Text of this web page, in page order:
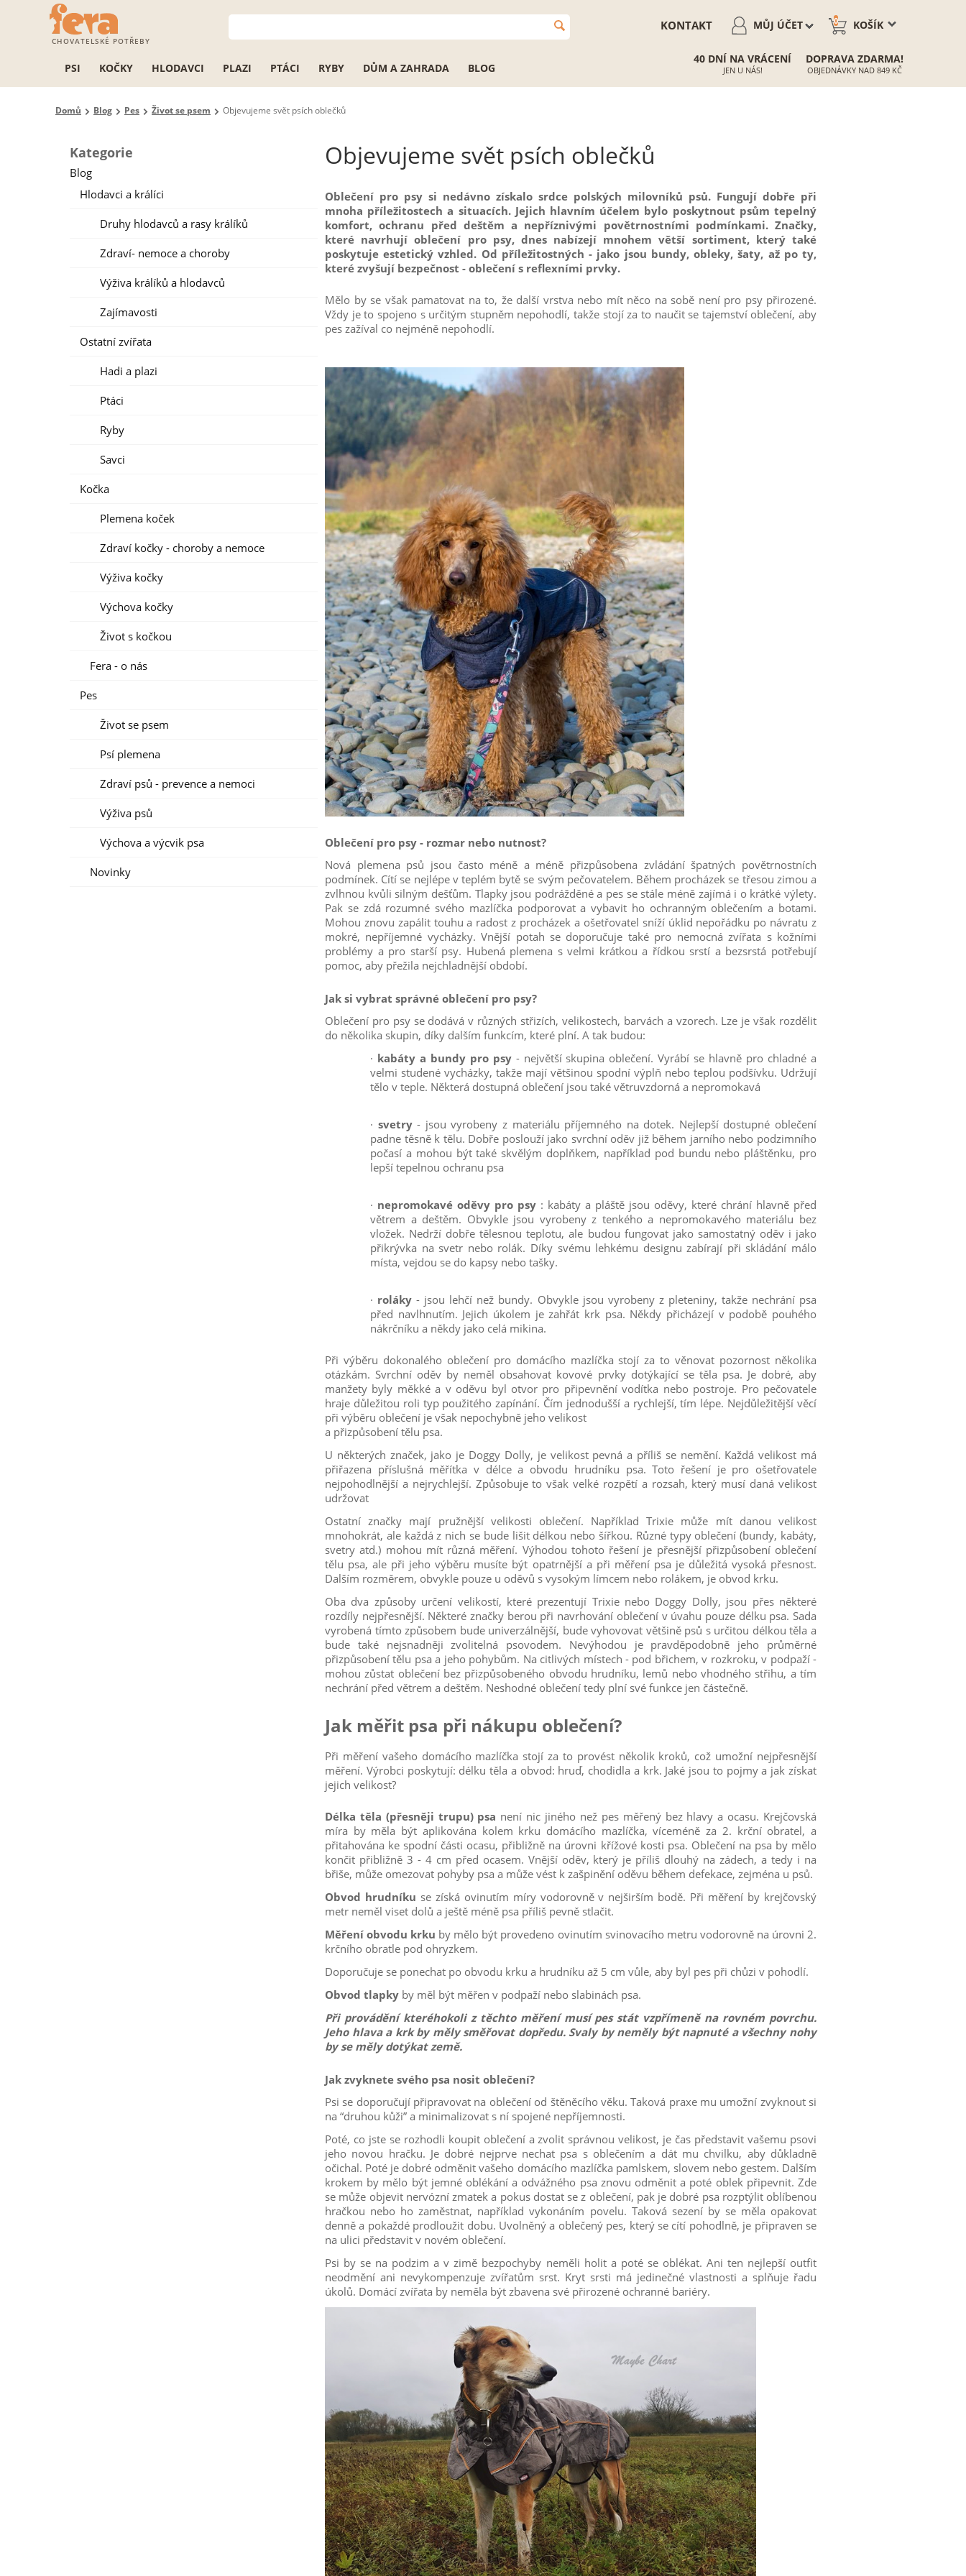
CHOVATELSKÉ POTŘEBY
KOŠÍK
0
MŮJ ÚČET
KONTAKT
PSI KOČKY HLODAVCI PLAZI PTÁCI RYBY DŮM A ZAHRADA BLOG
40 DNÍ NA VRÁCENÍ
JEN U NÁS!
DOPRAVA ZDARMA!
OBJEDNÁVKY NAD 849 KČ
Domů Blog Pes Život se psem Objevujeme svět psích oblečků
Kategorie
Blog
Hlodavci a králíci
Druhy hlodavců a rasy králíků
Zdraví- nemoce a choroby
Výživa králíků a hlodavců
Zajímavosti
Ostatní zvířata
Hadi a plazi
Ptáci
Ryby
Savci
Kočka
Plemena koček
Zdraví kočky - choroby a nemoce
Výživa kočky
Výchova kočky
Život s kočkou
Fera - o nás
Pes
Život se psem
Psí plemena
Zdraví psů - prevence a nemoci
Výživa psů
Výchova a výcvik psa
Novinky
Objevujeme svět psích oblečků
Oblečení pro psy si nedávno získalo srdce polských milovníků psů. Fungují dobře při
mnoha příležitostech a situacích. Jejich hlavním účelem bylo poskytnout psům tepelný
komfort, ochranu před deštěm a nepříznivými povětrnostními podmínkami. Značky,
které navrhují oblečení pro psy, dnes nabízejí mnohem větší sortiment, který také
poskytuje estetický vzhled. Od příležitostných - jako jsou bundy, obleky, šaty, až po ty,
které zvyšují bezpečnost - oblečení s reflexními prvky.
Mělo by se však pamatovat na to, že další vrstva nebo mít něco na sobě není pro psy přirozené.
Vždy je to spojeno s určitým stupněm nepohodlí, takže stojí za to naučit se tajemství oblečení, aby
pes zažíval co nejméně nepohodlí.
Oblečení pro psy - rozmar nebo nutnost?
Nová plemena psů jsou často méně a méně přizpůsobena zvládání špatných povětrnostních
podmínek. Cítí se nejlépe v teplém bytě se svým pečovatelem. Během procházek se třesou zimou a
zvlhnou kvůli silným dešťům. Tlapky jsou podrážděné a pes se stále méně zajímá i o krátké výlety.
Pak se zdá rozumné svého mazlíčka podporovat a vybavit ho ochranným oblečením a botami.
Mohou znovu zapálit touhu a radost z procházek a ošetřovatel sníží úklid nepořádku po návratu z
mokré, nepříjemné vycházky. Vnější potah se doporučuje také pro nemocná zvířata s kožními
problémy a pro starší psy. Hubená plemena s velmi krátkou a řídkou srstí a bezsrstá potřebují
pomoc, aby přežila nejchladnější období.
Jak si vybrat správné oblečení pro psy?
Oblečení pro psy se dodává v různých střizích, velikostech, barvách a vzorech. Lze je však rozdělit
do několika skupin, díky dalším funkcím, které plní. A tak budou:
· kabáty a bundy pro psy- největší skupina oblečení. Vyrábí se hlavně pro chladné a
velmi studené vycházky, takže mají většinou spodní výplň nebo teplou podšívku. Udržují
tělo v teple. Některá dostupná oblečení jsou také větruvzdorná a nepromokavá
· svetry- jsou vyrobeny z materiálu příjemného na dotek. Nejlepší dostupné oblečení
padne těsně k tělu. Dobře poslouží jako svrchní oděv již během jarního nebo podzimního
počasí a mohou být také skvělým doplňkem, například pod bundu nebo pláštěnku, pro
lepší tepelnou ochranu psa
· nepromokavé oděvy pro psy : kabáty a pláště jsou oděvy, které chrání hlavně před
větrem a deštěm. Obvykle jsou vyrobeny z tenkého a nepromokavého materiálu bez
vložek. Nedrží dobře tělesnou teplotu, ale budou fungovat jako samostatný oděv i jako
přikrývka na svetr nebo rolák. Díky svému lehkému designu zabírají při skládání málo
místa, vejdou se do kapsy nebo tašky.
· roláky - jsou lehčí než bundy. Obvykle jsou vyrobeny z pleteniny, takže nechrání psa
před navlhnutím. Jejich úkolem je zahřát krk psa. Někdy přicházejí v podobě pouhého
nákrčníku a někdy jako celá mikina.
Při výběru dokonalého oblečení pro domácího mazlíčka stojí za to věnovat pozornost několika
otázkám. Svrchní oděv by neměl obsahovat kovové prvky dotýkající se těla psa. Je dobré, aby
manžety byly měkké a v oděvu byl otvor pro připevnění vodítka nebo postroje. Pro pečovatele
hraje důležitou roli typ použitého zapínání. Čím jednodušší a rychlejší, tím lépe. Nejdůležitější věcí
při výběru oblečení je však nepochybně jeho velikost
a přizpůsobení tělu psa.
U některých značek, jako je Doggy Dolly, je velikost pevná a příliš se nemění. Každá velikost má
přiřazena příslušná měřítka v délce a obvodu hrudníku psa. Toto řešení je pro ošetřovatele
nejpohodlnější a nejrychlejší. Způsobuje to však velké rozpětí a rozsah, který musí daná velikost
udržovat
Ostatní značky mají pružnější velikosti oblečení. Například Trixie může mít danou velikost
mnohokrát, ale každá z nich se bude lišit délkou nebo šířkou. Různé typy oblečení (bundy, kabáty,
svetry atd.) mohou mít různá měření. Výhodou tohoto řešení je přesnější přizpůsobení oblečení
tělu psa, ale při jeho výběru musíte být opatrnější a při měření psa je důležitá vysoká přesnost.
Dalším rozměrem, obvykle pouze u oděvů s vysokým límcem nebo rolákem, je obvod krku.
Oba dva způsoby určení velikostí, které prezentují Trixie nebo Doggy Dolly, jsou přes některé
rozdíly nejpřesnější. Některé značky berou při navrhování oblečení v úvahu pouze délku psa. Sada
vyrobená tímto způsobem bude univerzálnější, bude vyhovovat většině psů s určitou délkou těla a
bude také nejsnadněji zvolitelná psovodem. Nevýhodou je pravděpodobně jeho průměrné
přizpůsobení tělu psa a jeho pohybům. Na citlivých místech - pod břichem, v rozkroku, v podpaží -
mohou zůstat oblečení bez přizpůsobeného obvodu hrudníku, lemů nebo vhodného střihu, a tím
nechrání před větrem a deštěm. Neshodné oblečení tedy plní své funkce jen částečně.
Jak měřit psa při nákupu oblečení?
Při měření vašeho domácího mazlíčka stojí za to provést několik kroků, což umožní nejpřesnější
měření. Výrobci poskytují: délku těla a obvod: hruď, chodidla a krk. Jaké jsou to pojmy a jak získat
jejich velikost?
Délka těla (přesněji trupu) psa není nic jiného než pes měřený bez hlavy a ocasu. Krejčovská
míra by měla být aplikována kolem krku domácího mazlíčka, víceméně za 2. krční obratel, a
přitahována ke spodní části ocasu, přibližně na úrovni křížové kosti psa. Oblečení na psa by mělo
končit přibližně 3 - 4 cm před ocasem. Vnější oděv, který je příliš dlouhý na zádech, a tedy i na
břiše, může omezovat pohyby psa a může vést k zašpinění oděvu během defekace, zejména u psů.
Obvod hrudníku se získá ovinutím míry vodorovně v nejširším bodě. Při měření by krejčovský
metr neměl viset dolů a ještě méně psa příliš pevně stlačit.
Měření obvodu krku by mělo být provedeno ovinutím svinovacího metru vodorovně na úrovni 2.
krčního obratle pod ohryzkem.
Doporučuje se ponechat po obvodu krku a hrudníku až 5 cm vůle, aby byl pes při chůzi v pohodlí.
Obvod tlapky by měl být měřen v podpaží nebo slabinách psa.
Při provádění kteréhokoli z těchto měření musí pes stát vzpřímeně na rovném povrchu.
Jeho hlava a krk by měly směřovat dopředu. Svaly by neměly být napnuté a všechny nohy
by se měly dotýkat země.
Jak zvyknete svého psa nosit oblečení?
Psi se doporučují připravovat na oblečení od štěněcího věku. Taková praxe mu umožní zvyknout si
na “druhou kůži” a minimalizovat s ní spojené nepříjemnosti.
Poté, co jste se rozhodli koupit oblečení a zvolit správnou velikost, je čas představit vašemu psovi
jeho novou hračku. Je dobré nejprve nechat psa s oblečením a dát mu chvilku, aby důkladně
očichal. Poté je dobré odměnit vašeho domácího mazlíčka pamlskem, slovem nebo gestem. Dalším
krokem by mělo být jemné oblékání a odvážného psa znovu odměnit a poté oblek připevnit. Zde
se může objevit nervózní zmatek a pokus dostat se z oblečení, pak je dobré psa rozptýlit oblíbenou
hračkou nebo ho zaměstnat, například vykonáním povelu. Taková sezení by se měla opakovat
denně a pokaždé prodloužit dobu. Uvolněný a oblečený pes, který se cítí pohodlně, je připraven se
na ulici představit v novém oblečení.
Psi by se na podzim a v zimě bezpochyby neměli holit a poté se oblékat. Ani ten nejlepší outfit
neodmění ani nevykompenzuje zvířatům srst. Kryt srsti má jedinečné vlastnosti a splňuje řadu
úkolů. Domácí zvířata by neměla být zbavena své přirozené ochranné bariéry.